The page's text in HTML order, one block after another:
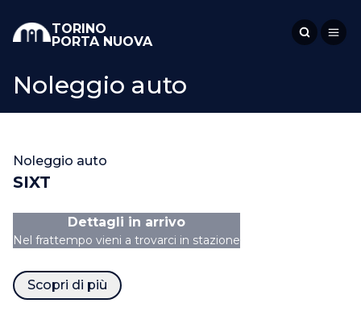
TORINO
PORTA NUOVA
Noleggio auto
Noleggio auto
SIXT
Dettagli in arrivo
Nel frattempo vieni a trovarci in stazione
Scopri di più